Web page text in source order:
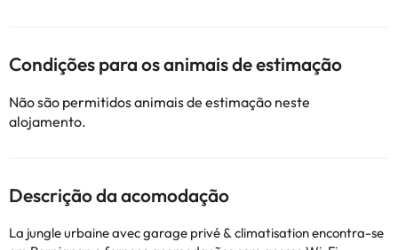
Condições para os animais de estimação
Não são permitidos animais de estimação neste
alojamento.
Descrição da acomodação
La jungle urbaine avec garage privé & climatisation encontra-se